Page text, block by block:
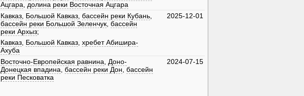
Ацгара
долина реки Восточная Ацгара
Кавказ Большой Кавказ бассейн реки Кубань
бассейн реки Большой Зеленчук бассейн
реки Архыз;
Кавказ Большой Кавказ хребет Абишира-
Ахуба
2025-12-01
Восточно-Европейская равнина
Доно-
Донецкая впадина бассейн реки Дон бассейн
реки Песковатка
2024-07-15